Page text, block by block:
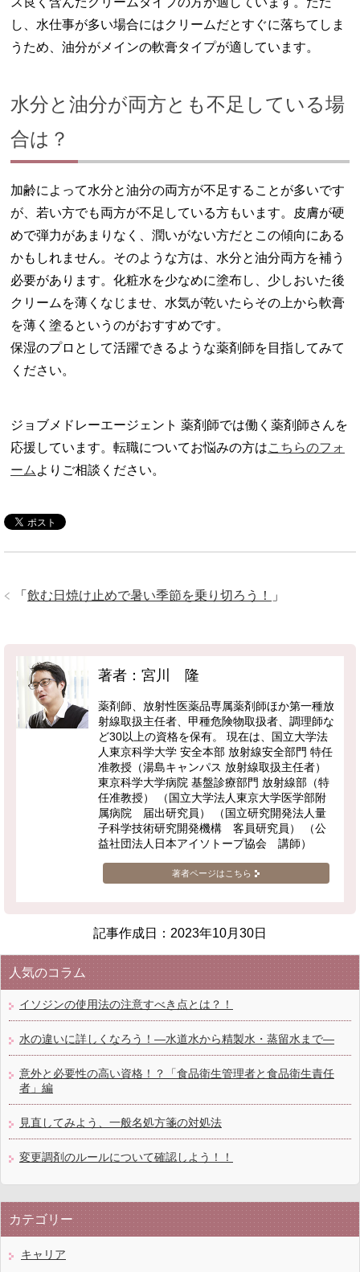
し、水仕事が多い場合にはクリームだとすぐに落ちてしま
うため、油分がメインの軟膏タイプが適しています。
水分と油分が両方とも不足している場
合は？
加齢によって水分と油分の両方が不足することが多いです
が、若い方でも両方が不足している方もいます。皮膚が硬
めで弾力があまりなく、潤いがない方だとこの傾向にある
かもしれません。そのような方は、水分と油分両方を補う
必要があります。化粧水を少なめに塗布し、少しおいた後
クリームを薄くなじませ、水気が乾いたらその上から軟膏
を薄く塗るというのがおすすめです。
保湿のプロとして活躍できるような薬剤師を目指してみて
ください。
ジョブメドレーエージェント 薬剤師では働く薬剤師さんを
応援しています。転職についてお悩みの方はこちらのフォ
ーム よりご相談ください。
「 飲む日焼け止めで暑い季節を乗り切ろう！ 」
著者：宮川 隆
薬剤師、放射性医薬品専属薬剤師ほか第一種放
射線取扱主任者、甲種危険物取扱者、調理師な
ど30以上の資格を保有。 現在は、国立大学法
人東京科学大学 安全本部 放射線安全部門 特任
准教授（湯島キャンパス 放射線取扱主任者）
東京科学大学病院 基盤診療部門 放射線部（特
任准教授） （国立大学法人東京大学医学部附
属病院 届出研究員） （国立研究開発法人量
子科学技術研究開発機構 客員研究員） （公
益社団法人日本アイソトープ協会 講師）
著者ページはこちら
記事作成日： 2023年10月30日
人気のコラム
イソジンの使用法の注意すべき点とは？！
水の違いに詳しくなろう！―水道水から精製水・蒸留水まで―
意外と必要性の高い資格！？「食品衛生管理者と食品衛生責任
者」編
見直してみよう、一般名処方箋の対処法
変更調剤のルールについて確認しよう！！
カテゴリー
キャリア